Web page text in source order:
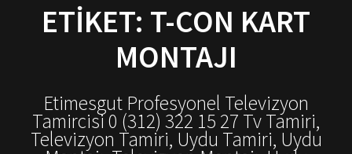
ETIKET: T-CON KART
MONTAJI
Etimesgut Profesyonel Televizyon
Tamircisi 0 (312) 322 15 27 Tv Tamiri,
Televizyon Tamiri, Uydu Tamiri, Uydu